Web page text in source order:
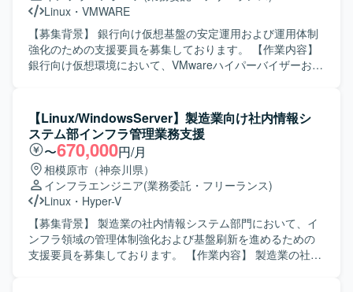
Linux ・ VMWARE
【募集背景】 銀行向け仮想基盤の安定運用および運用体制
強化のための支援要員を募集しております。 【作業内容】
銀行向け仮想環境において、VMwareハイパーバイザーおよ
応、WindowsおよびLinuxサーバに対するバックアップ作業
や復旧対応などを担当していただきます。また、24時間365
日のシフト体制の中で、手順に基づいた定常運用や各種記
録・報告作業も実施していただきます。 【求める人物像】
金融機関向けシステムの特性を理解し、慎重かつ正確に作
業できる方を求めております。マニュアルや手順書に沿っ
た作業だけでなく、現場の状況に応じて柔軟に対応し、関
係者と円滑にコミュニケーションを取りながら運用を進め
ていただける方が望ましいです。 【ポジションの魅力】 大
規模な銀行向け仮想基盤の運用に携わることで、VMwareを
【Linux/WindowsServer】製造業向け社内情報シ
ステム部インフラ管理業務支援
〜670,000円/月
相模原市（神奈川県）
インフラエンジニア(業務委託・フリーランス)
Linux ・ Hyper-V
【募集背景】 製造業の社内情報システム部門において、イ
ンフラ領域の管理体制強化および基盤刷新を進めるための
支援要員を募集しております。 【作業内容】 製造業の社内